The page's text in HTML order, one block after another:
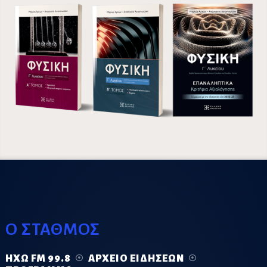
Ο ΣΤΑΘΜΟΣ
ΗΧΏ FM 99.8
ΑΡΧΕΊΟ ΕΙΔΉΣΕΩΝ